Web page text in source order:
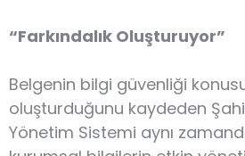
“Farkındalık Oluşturuyor”
Belgenin bilgi güvenliği
oluşturduğunu kaydeden
Yönetim Sistemi aynı